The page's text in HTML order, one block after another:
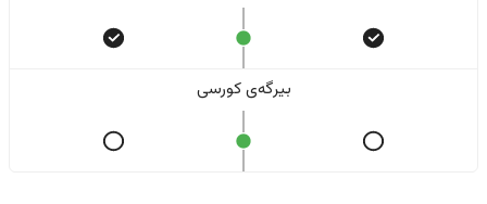
بیرگەی کورسی